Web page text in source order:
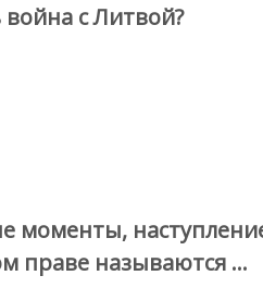
с Литвой?
праве называются …